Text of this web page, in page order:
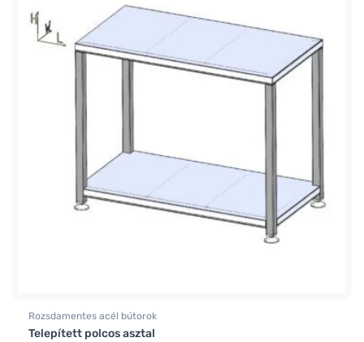
Rozsdamentes acél bútorok
Telepített polcos asztal